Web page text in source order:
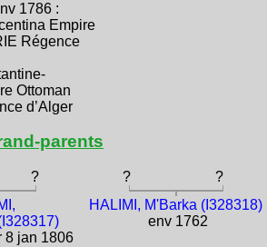
1786 :
Empire
Régence
Ottoman
d’Alger
parents
? ?
?
8 jan 1806
HALIMI, M'Barka (I328318)
env 1762